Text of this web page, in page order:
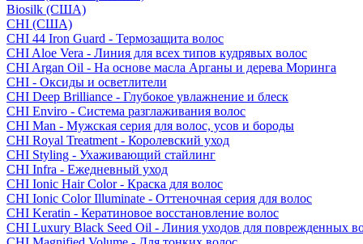
Biosilk (США)
CHI (США)
CHI 44 Iron Guard - Термозащита волос
CHI Aloe Vera - Линия для всех типов кудрявых волос
CHI Argan Oil - На основе масла Арганы и дерева Моринга
CHI - Оксиды и осветлители
CHI Deep Brilliance - Глубокое увлажнение и блеск
CHI Enviro - Система разглаживания волос
CHI Man - Мужская серия для волос, усов и бороды
CHI Royal Treatment - Королевский уход
CHI Styling - Ухаживающий стайлинг
CHI Infra - Ежедневный уход
CHI Ionic Hair Color - Краска для волос
CHI Ionic Color Illuminate - Оттеночная серия для волос
CHI Keratin - Кератиновое восстановление волос
CHI Luxury Black Seed Oil - Линия уходов для поврежденных